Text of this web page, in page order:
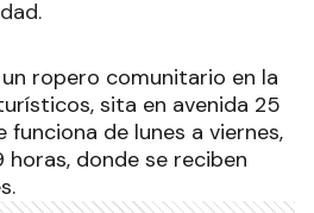
ropero comunitario en la
sita en avenida 25
funciona de lunes a viernes,
horas, donde se reciben